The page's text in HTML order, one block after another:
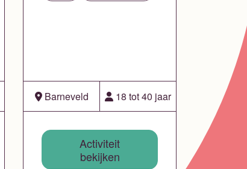
Barneveld 18 tot 40 jaar
Activiteit
bekijken